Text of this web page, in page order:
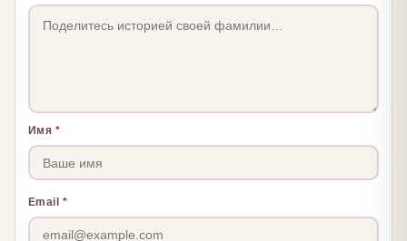
Имя *
Email *